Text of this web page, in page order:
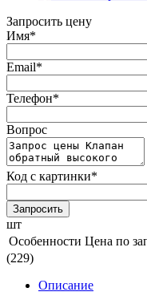
Запросить цену
Имя*
Email*
Телефон*
Вопрос
Код с картинки*
Запросить
шт
Особенности Цена по
(229)
Описание